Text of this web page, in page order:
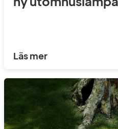
Läs mer